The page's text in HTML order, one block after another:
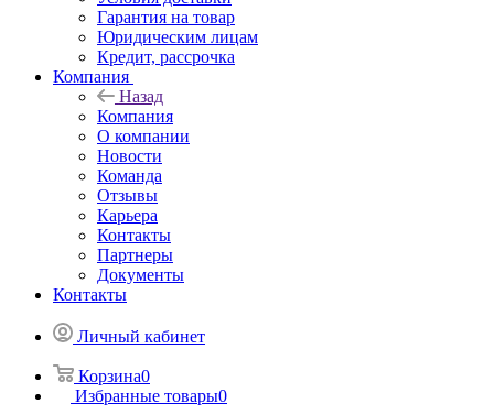
Гарантия на товар
Юридическим лицам
Кредит, рассрочка
Компания
Назад
Компания
О компании
Новости
Команда
Отзывы
Карьера
Контакты
Партнеры
Документы
Контакты
Личный кабинет
Корзина0
Избранные товары0